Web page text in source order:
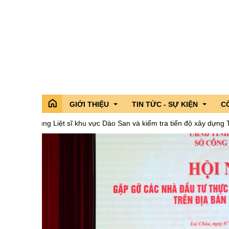
GIỚI THIỆU
Đoàn đại biểu quốc hội tỉnh
Hội đồng nhân dân tỉnh
Ủy ban nhân dân tỉnh
Truyền thống văn hóa
TIN TỨC - SỰ KIỆN
Hoạt động của lãnh đạo Tỉnh
Hoạt động
Tin Đoàn Đại
Thông tin chỉ đạo,điều hành
Sở,Ban,Ngành - Địa phương
Tin các sở
Tin các địa
Chương trình hành động của
Giải Diên
Liệt sĩ khu vực Dào San và kiểm tra tiến độ xây dựng Trường Phổ